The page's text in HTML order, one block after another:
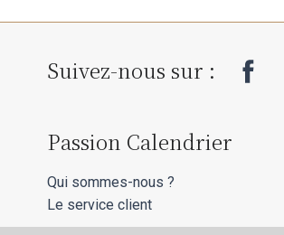
Suivez-nous sur :
Passion Calendrier
Qui sommes-nous ?
Le service client